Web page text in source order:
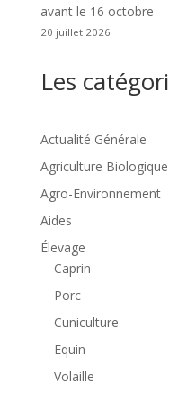
avant le 16 octobre
20 juillet 2026
Les
Actualité Générale
Agriculture Biologique
Agro-Environnement
Aides
Élevage
Caprin
Porc
Cuniculture
Equin
Volaille